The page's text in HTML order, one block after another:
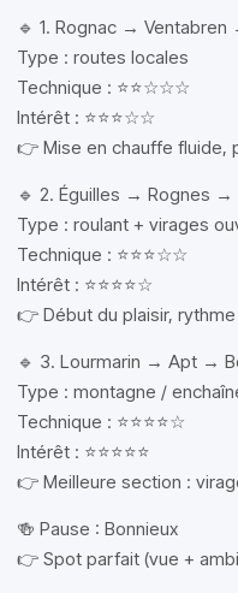
🔹 1. Rognac → Ventabren
Type : routes locales
Technique : ⭐⭐☆☆☆
Intérêt : ⭐⭐⭐☆☆
👉 Mise en chauffe fluide,
🔹 2. Éguilles → Rognes →
Type : roulant + virages
Technique : ⭐⭐⭐☆☆
Intérêt : ⭐⭐⭐⭐☆
👉 Début du plaisir,
🔹 3. Lourmarin → Apt →
Type : montagne /
Technique : ⭐⭐⭐⭐☆
Intérêt : ⭐⭐⭐⭐⭐
👉 Meilleure section :
🍻 Pause : Bonnieux
👉 Spot parfait (vue +